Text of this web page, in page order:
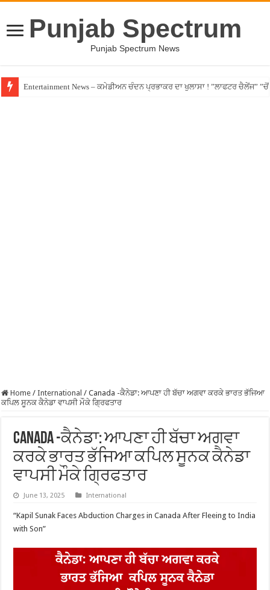
Punjab Spectrum
Punjab Spectrum News
Entertainment News – ਕਮੇਡੀਅਨ ਚੰਦਨ ਪ੍ਰਭਾਕਰ ਦਾ ਖੁਲਾਸਾ ! ”ਲਾਫਟਰ ਚੈਲੇਂਜ”
Home / International / Canada -ਕੈਨੇਡਾ: ਆਪਣਾ ਹੀ ਬੱਚਾ ਅਗਵਾ ਕਰਕੇ ਭਾਰਤ ਭੱਜਿਆ
ਕਪਿਲ ਸੂਨਕ ਕੈਨੇਡਾ ਵਾਪਸੀ ਮੌਕੇ ਗ੍ਰਿਫਤਾਰ
Canada -ਕੈਨੇਡਾ: ਆਪਣਾ ਹੀ ਬੱਚਾ ਅਗਵਾ
ਕਰਕੇ ਭਾਰਤ ਭੱਜਿਆ ਕਪਿਲ ਸੂਨਕ ਕੈਨੇਡਾ
ਵਾਪਸੀ ਮੌਕੇ ਗ੍ਰਿਫਤਾਰ
June 13, 2025 International
“Kapil Sunak Faces Abduction Charges in Canada After Fleeing to India
with Son”